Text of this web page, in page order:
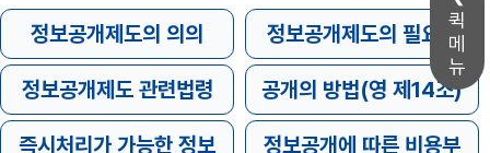
퀵
메
뉴